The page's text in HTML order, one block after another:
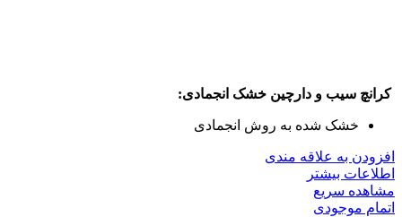
کرانچ سیب و دارچین خشک انجمادی:
خشک شده به روش انجمادی
افزودن به علاقه مندی
اطلاعات بیشتر
مشاهده سریع
اتمام موجودی